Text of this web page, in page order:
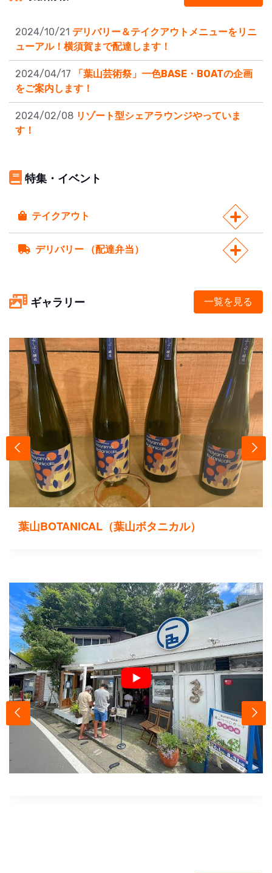
2024/10/21 デリバリー＆テイクアウトメニューをリニ
ューアル！横須賀まで配達します！
2024/04/17
「葉山芸術祭」一色BASE・BOATの企画
をご案内します！
2024/02/08 リゾート型シェアラウンジやっていま
す！
特集・イベント
テイクアウト
デリバリー （配達弁当）
ギャラリー 一覧を見る
葉山BOTANICAL（葉山ボタニカル）